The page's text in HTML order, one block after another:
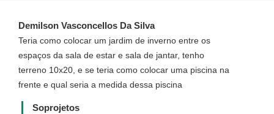
Demilson Vasconcellos Da Silva
Teria como colocar um jardim de inverno entre os
espaços da sala de estar e sala de jantar, tenho
terreno 10x20, e se teria como colocar uma piscina na
frente e qual seria a medida dessa piscina
Soprojetos